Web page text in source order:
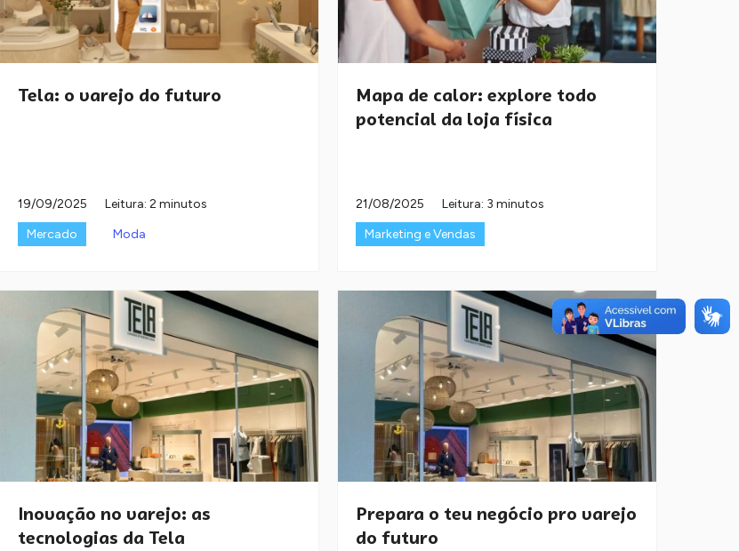
Tela: o varejo do futuro
19/09/2025
Leitura: 2 minutos
Mercado
Moda
Mapa de calor: explore todo
potencial da loja física
21/08/2025
Leitura: 3 minutos
Marketing e Vendas
Inovação no varejo: as
tecnologias da Tela
Prepara o teu negócio pro varejo
do futuro